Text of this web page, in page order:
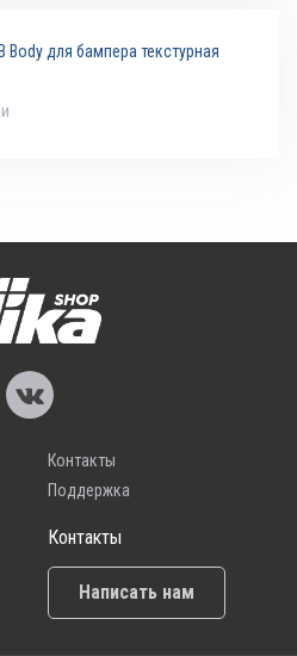
Body для бампера текстурная
Контакты
Поддержка
Контакты
Написать нам